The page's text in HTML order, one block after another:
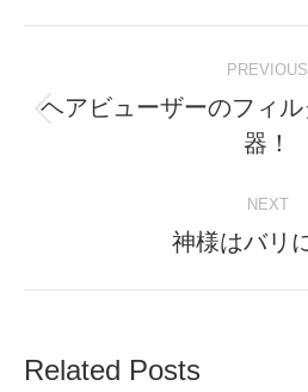
navigation
PREVIOUS
post:
ヘアビューザーのフィ
器！
NEXT
Next
神様はバリ
Related Posts